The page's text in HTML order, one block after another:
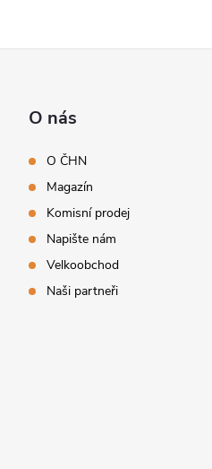
O nás
O ČHN
Magazín
Komisní prodej
Napište nám
Velkoobchod
Naši partneři